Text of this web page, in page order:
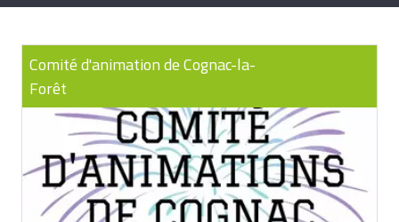
Comité d'animation de Cognac-la-
Forêt